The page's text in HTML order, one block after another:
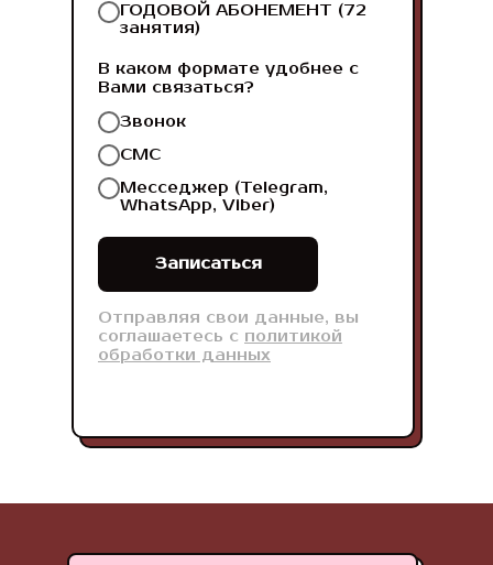
ГОДОВОЙ АБОНЕМЕНТ (72
занятия)
В каком формате удобнее с
Вами связаться?
Звонок
СМС
Месседжер (Telegram,
WhatsApp, Viber)
Записаться
Отправляя свои данные, вы
соглашаетесь с политикой
обработки данных